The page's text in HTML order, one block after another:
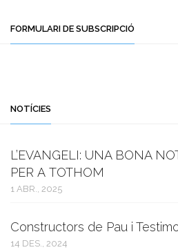
FORMULARI DE SUBSCRIPCIÓ
NOTÍCIES
L’EVANGELI: UNA BONA
PER A TOTHOM
1 ABR., 2025
Constructors de Pau i
14 DES., 2024